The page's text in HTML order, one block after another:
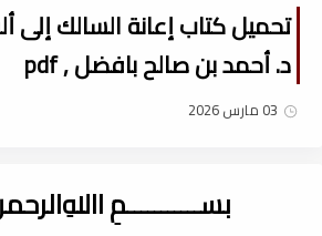
تحميل كتاب إعانة السالك إلى
د. أحمد بن صالح بافضل , pdf
03 مارس 2026
بســـــــــــمِ